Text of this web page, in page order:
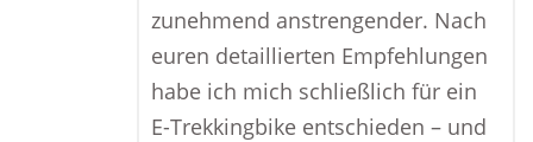
zunehmend anstrengender. Nach
euren detaillierten Empfehlungen
habe ich mich schließlich für ein
E-Trekkingbike entschieden – und